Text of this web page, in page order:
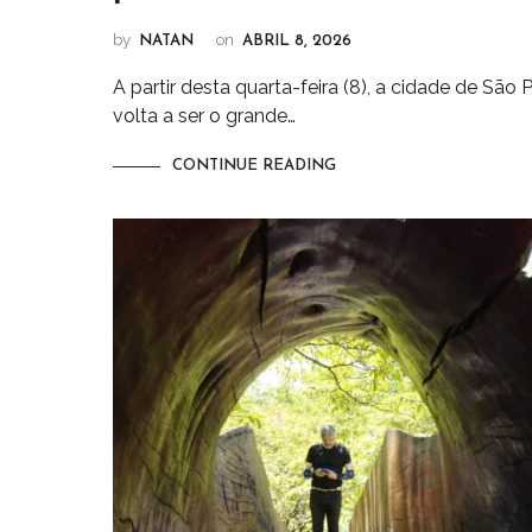
by NATAN on ABRIL 8, 2026
A partir desta quarta-feira (8), a cidade de São
volta a ser o grande…
CONTINUE READING